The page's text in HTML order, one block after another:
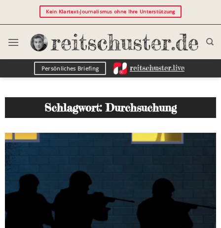
Kein Klartext-Journalismus ohne Ihre Unterstützung
Persönliches Briefing
Schlagwort: Durchsuchung